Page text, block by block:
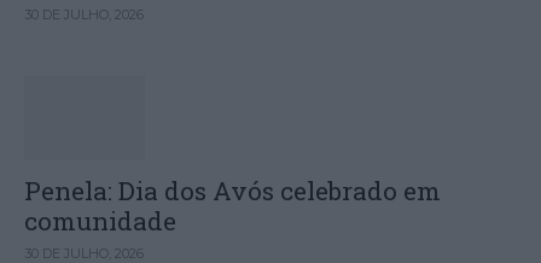
30 DE JULHO, 2026
Penela: Dia dos Avós celebrado em
comunidade
30 DE JULHO, 2026